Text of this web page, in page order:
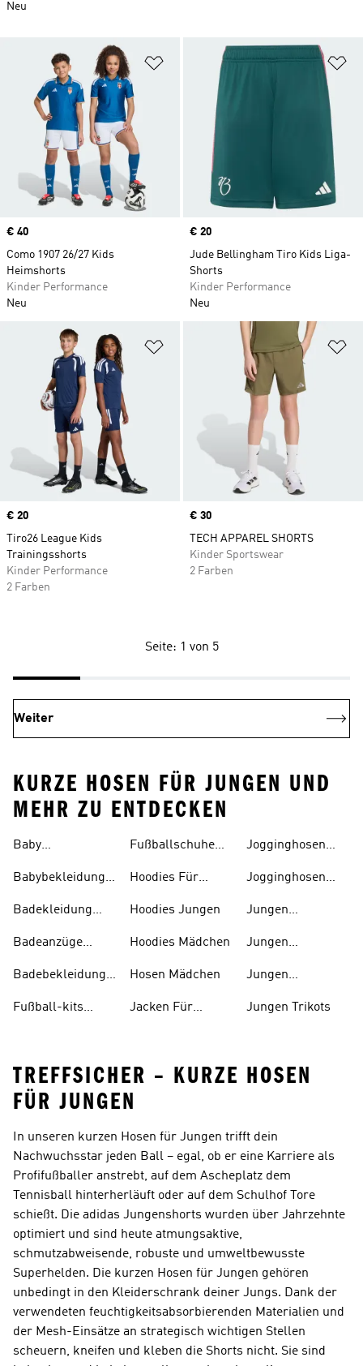
Zur Wunschliste hinzufügen
Price
€ 40
Como 1907 26/27 Kids
Heimshorts
Kinder Performance
Neu
Price
€ 20
Jude Bellingham Tiro Kids Liga-
Shorts
Kinder Performance
Neu
Zur Wunschliste hinzufügen
Price
€ 20
Tiro26 League Kids
Trainingsshorts
Kinder Performance
2 Farben
Price
€ 30
TECH APPAREL SHORTS
Kinder Sportswear
2 Farben
Neu
Seite: 1 von 5
Weiter
KURZE HOSEN FÜR JUNGEN UND
MEHR ZU ENTDECKEN
Baby
Babybekleidung
Badekleidung
Badeanzüge
Badebekleidung
Fußball-kits
Fußballschuhe
Hoodies Für
Hoodies Jungen
Hoodies Mädchen
Hosen Mädchen
Jacken Für
Jogginghosen
Jogginghosen
Jungen
Jungen
Jungen
Jungen Trikots
TREFFSICHER – KURZE HOSEN
FÜR JUNGEN
In unseren kurzen Hosen für Jungen trifft dein
Nachwuchsstar jeden Ball – egal, ob er eine Karriere als
Profifußballer anstrebt, auf dem Ascheplatz dem
Tennisball hinterherläuft oder auf dem Schulhof Tore
schießt. Die adidas Jungenshorts wurden über Jahrzehnte
optimiert und sind heute atmungsaktive,
schmutzabweisende, robuste und umweltbewusste
Superhelden. Die kurzen Hosen für Jungen gehören
unbedingt in den Kleiderschrank deiner Jungs. Dank der
verwendeten feuchtigkeitsabsorbierenden Materialien und
der Mesh-Einsätze an strategisch wichtigen Stellen
scheuern, kneifen und kleben die Shorts nicht. Sie sind